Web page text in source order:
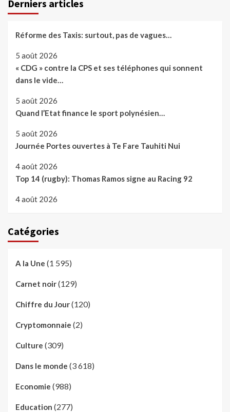
Derniers articles
Réforme des Taxis: surtout, pas de vagues…
5 août 2026
« CDG » contre la CPS et ses téléphones qui sonnent
dans le vide…
5 août 2026
Quand l’Etat finance le sport polynésien…
5 août 2026
Journée Portes ouvertes à Te Fare Tauhiti Nui
4 août 2026
Top 14 (rugby): Thomas Ramos signe au Racing 92
4 août 2026
Catégories
A la Une (1 595)
Carnet noir(129)
Chiffre du Jour(120)
Cryptomonnaie (2)
Culture (309)
Dans le monde (3 618)
Economie (988)
Education (277)